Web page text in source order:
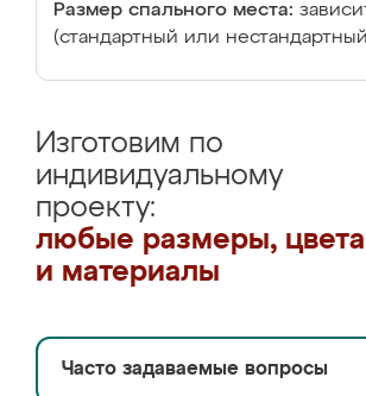
Размер спального места:
(стандартный или
Изготовим по
индивидуальному
проекту:
любые размеры, цвета
и материалы
Часто задаваемые вопросы